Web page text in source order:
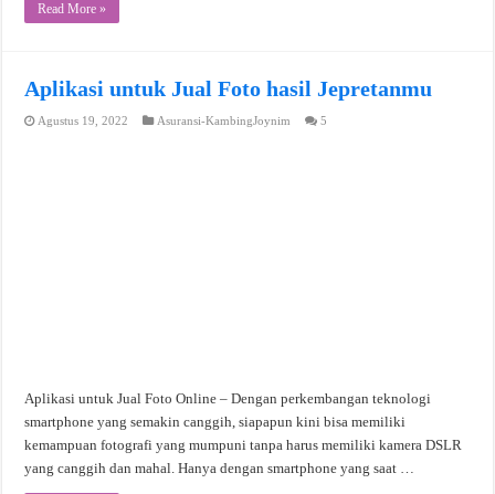
Read More »
Aplikasi untuk Jual Foto hasil Jepretanmu
Agustus 19, 2022 Asuransi-KambingJoynim 5
Aplikasi untuk Jual Foto Online – Dengan perkembangan teknologi
smartphone yang semakin canggih, siapapun kini bisa memiliki
kemampuan fotografi yang mumpuni tanpa harus memiliki kamera DSLR
yang canggih dan mahal. Hanya dengan smartphone yang saat …